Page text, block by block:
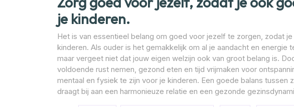
je kinderen.
Het is van essentieel belang om goed voor jezelf te zorgen, zodat
kinderen. Als ouder is het gemakkelijk om al je aandacht en energie
maar vergeet niet dat jouw eigen welzijn ook van groot belang is.
voldoende rust nemen, gezond eten en tijd vrijmaken voor
mentaal en fysiek te zijn voor je kinderen. Een goede balans tussen
draagt bij aan een harmonieuze relatie en een gezonde